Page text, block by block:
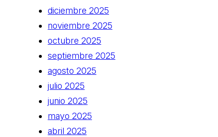
diciembre 2025
noviembre 2025
octubre 2025
septiembre 2025
agosto 2025
julio 2025
junio 2025
mayo 2025
abril 2025